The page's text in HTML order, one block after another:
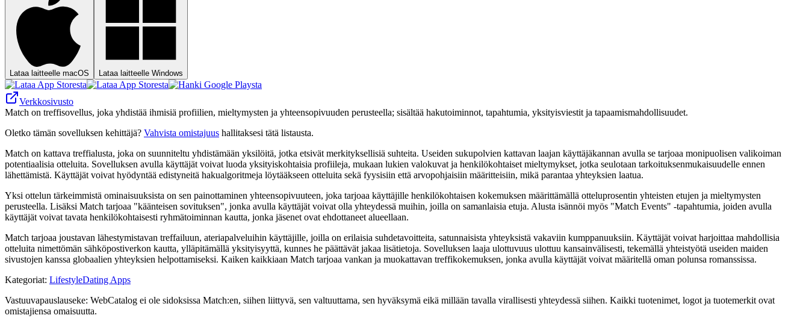
Lataa laitteelle macOS Lataa laitteelle Windows
Verkkosivusto
Match on treffisovellus, joka yhdistää ihmisiä profiilien, mieltymysten ja yhteensopivuuden perusteella; sisältää hakutoiminnot, tapahtumia, yksityisviestit ja tapaamismahdollisuudet.
Oletko tämän sovelluksen kehittäjä? Vahvista omistajuus hallitaksesi tätä listausta.
Match on kattava treffialusta, joka on suunniteltu yhdistämään yksilöitä, jotka etsivät merkityksellisiä suhteita. Useiden sukupolvien kattavan laajan käyttäjäkannan avulla se tarjoaa monipuolisen valikoiman
potentiaalisia otteluita. Sovelluksen avulla käyttäjät voivat luoda yksityiskohtaisia ​​profiileja, mukaan lukien valokuvat ja henkilökohtaiset mieltymykset, jotka seulotaan tarkoituksenmukaisuudelle ennen
lähettämistä. Käyttäjät voivat hyödyntää edistyneitä hakualgoritmeja löytääkseen otteluita sekä fyysisiin että arvopohjaisiin määritteisiin, mikä parantaa yhteyksien laatua.
Yksi ottelun tärkeimmistä ominaisuuksista on sen painottaminen yhteensopivuuteen, joka tarjoaa käyttäjille henkilökohtaisen kokemuksen määrittämällä otteluprosentin yhteisten etujen ja mieltymysten
perusteella. Lisäksi Match tarjoaa "käänteisen sovituksen", jonka avulla käyttäjät voivat olla yhteydessä muihin, joilla on samanlaisia ​​etuja. Alusta isännöi myös "Match Events" -tapahtumia, joiden avulla
käyttäjät voivat tavata henkilökohtaisesti ryhmätoiminnan kautta, jonka jäsenet ovat ehdottaneet alueellaan.
Match tarjoaa joustavan lähestymistavan treffailuun, ateriapalveluihin käyttäjille, joilla on erilaisia ​​suhdetavoitteita, satunnaisista yhteyksistä vakaviin kumppanuuksiin. Käyttäjät voivat harjoittaa mahdollisia
otteluita nimettömän sähköpostiverkon kautta, ylläpitämällä yksityisyyttä, kunnes he päättävät jakaa lisätietoja. Sovelluksen laaja ulottuvuus ulottuu kansainvälisesti, tekemällä yhteistyötä useiden maiden
sivustojen kanssa globaalien yhteyksien helpottamiseksi. Kaiken kaikkiaan Match tarjoaa vankan ja muokattavan treffikokemuksen, jonka avulla käyttäjät voivat määritellä oman polunsa romanssissa.
Kategoriat: LifestyleDating Apps
Vastuuvapauslauseke: WebCatalog ei ole sidoksissa Match:en, siihen liittyvä, sen valtuuttama, sen hyväksymä eikä millään tavalla virallisesti yhteydessä siihen. Kaikki tuotenimet, logot ja tuotemerkit ovat
omistajiensa omaisuutta.